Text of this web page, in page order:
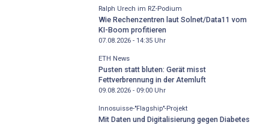
Ralph Urech im RZ-Podium
Wie Rechenzentren laut Solnet/Data11 vom
KI-Boom profitieren
07.08.2026 - 14:35Uhr
ETH News
Pusten statt bluten: Gerät misst
Fettverbrennung in der Atemluft
09.08.2026 - 09:00Uhr
Innosuisse-"Flagship"-Projekt
Mit Daten und Digitalisierung gegen Diabetes